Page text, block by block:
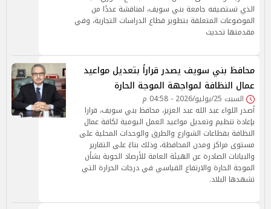
الذي تستضيفه جامعة بني سويف، لمناقشة عددًا من
الموضوعات المتعلقة بتطوير قطاع الدراسات التجارية، وفي
مقدمتها تحديث
محافظ بني سويف يصدر قراراً بتعديل مواعيد
عمال النظافة لمواجهة الموجة الحارة
السبت 25/يوليو/2026 - 04:58 م
أصدر اللواء عبد الله عبد العزيز، محافظ بني سويف، قرارا
بإعادة تنظيم وتعديل مواعيد العمل اليومية لكافة عمال
النظافة بقطاعات الشوارع والطرق والوحدات المحلية على
مستوى مراكز ومدن المحافظة، وذلك بناءً على التقارير
والبيانات الصادرة عن الهيئة العامة للأرصاد الجوية بشأن
الموجة الحارة والارتفاع القياسي في درجات الحرارة التي
تشهدها البلاد.